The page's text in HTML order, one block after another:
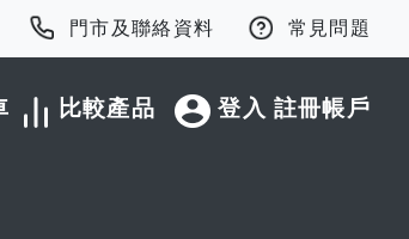
門市及聯絡資料 常見問題
登入 註冊帳戶
比較產品